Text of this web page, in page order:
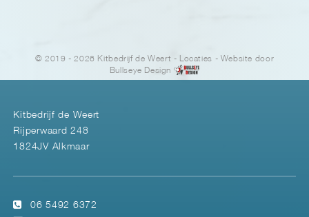
© 2019 - 2026 Kitbedrijf de Weert - Locaties - Website door
Bullseye Design
Kitbedrijf de Weert
Rijperwaard 248
1824JV Alkmaar
06 5492 6372